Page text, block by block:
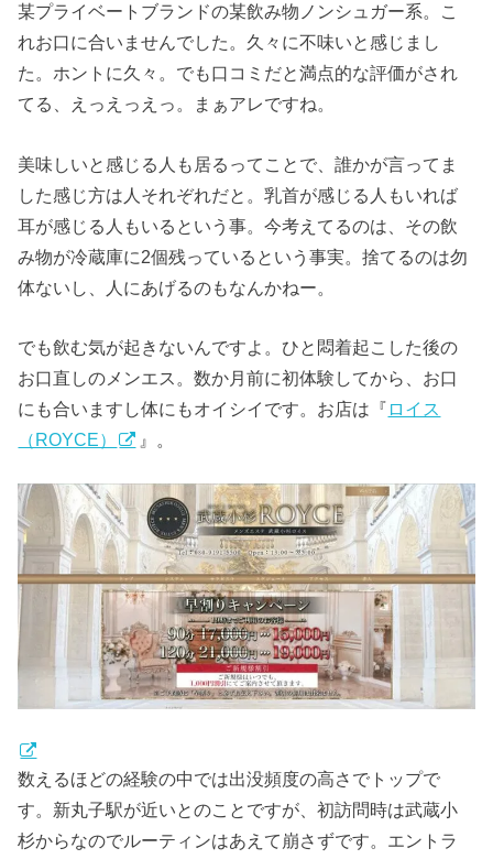
某プライベートブランドの某飲み物ノンシュガー系。こ
れお口に合いませんでした。久々に不味いと感じまし
た。ホントに久々。でも口コミだと満点的な評価がされ
てる、えっえっえっ。まぁアレですね。
美味しいと感じる人も居るってことで、誰かが言ってま
した感じ方は人それぞれだと。乳首が感じる人もいれば
耳が感じる人もいるという事。今考えてるのは、その飲
み物が冷蔵庫に2個残っているという事実。捨てるのは勿
体ないし、人にあげるのもなんかねー。
でも飲む気が起きないんですよ。ひと悶着起こした後の
お口直しのメンエス。数か月前に初体験してから、お口
にも合いますし体にもオイシイです。お店は『 ロイス
（ROYCE）
』。
数えるほどの経験の中では出没頻度の高さでトップで
す。新丸子駅が近いとのことですが、初訪問時は武蔵小
杉からなのでルーティンはあえて崩さずです。エントラ